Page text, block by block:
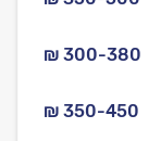
₪ 300-380
₪ 350-450